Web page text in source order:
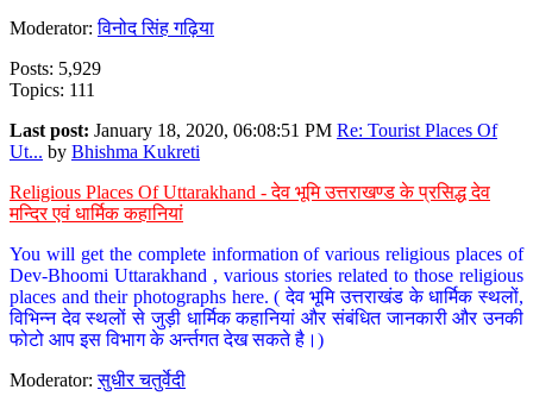
Moderator:विनोद सिंह गढ़िया
Posts: 5,929
Topics: 111
Last post: January 18, 2020, 06:08:51 PM Re: Tourist Places Of
Ut... by Bhishma Kukreti
Religious Places Of Uttarakhand - देव भूमि उत्तराखण्ड के प्रसिद्ध देव
मन्दिर एवं धार्मिक कहानियां
You will get the complete information of various religious places of
Dev-Bhoomi Uttarakhand , various stories related to those religious
places and their photographs here. ( देव भूमि उत्तराखंड के धार्मिक स्थलों,
विभिन्न देव स्थलों से जुड़ी धार्मिक कहानियां और संबंधित जानकारी और उनकी
फोटो आप इस विभाग के अर्न्तगत देख सकते है।)
Moderator:सुधीर चतुर्वेदी